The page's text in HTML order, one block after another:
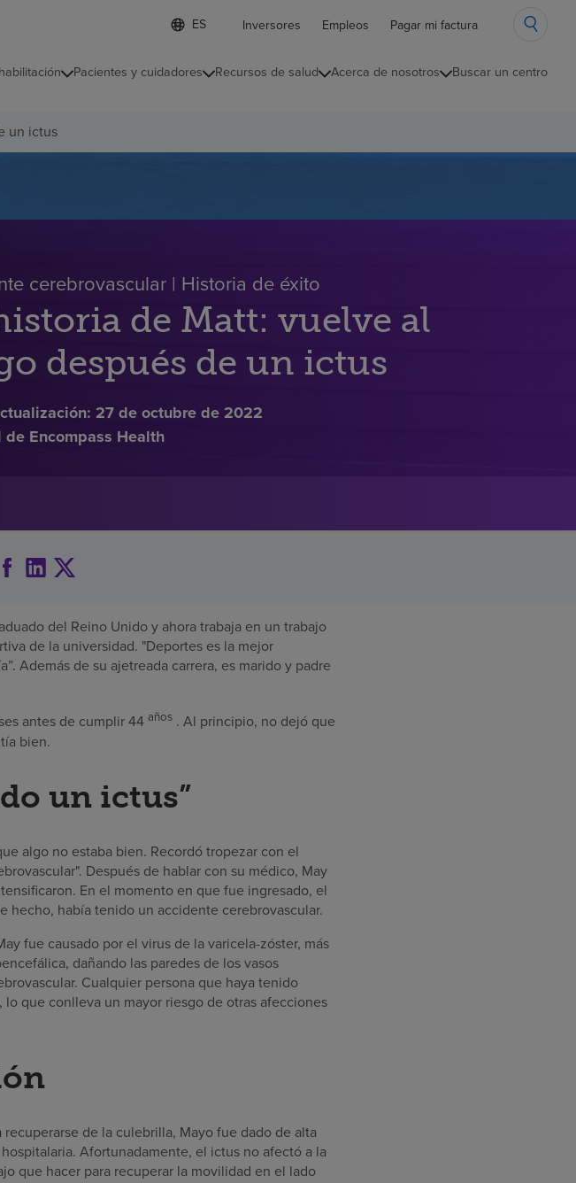
Lista
de
contraída
d
o
l
i
Inversores Empleos Pagar mi factura
Pacientes y cuidadores Recursos de salud Acerca de nosotros Buscar un centro
un ictus
cerebrovascular | Historia de éxito
de Matt: vuelve al
después de un ictus
27 de octubre de 2022
de Encompass Health
del Reino Unido y ahora trabaja en un trabajo
de la universidad. "Deportes es la mejor
Además de su ajetreada carrera, es marido y padre
antes de cumplir 44 años . Al principio, no dejó que
bien.
un ictus”
algo no estaba bien. Recordó tropezar con el
Después de hablar con su médico, May
En el momento en que fue ingresado, el
hecho, había tenido un accidente cerebrovascular.
fue causado por el virus de la varicela-zóster, más
dañando las paredes de los vasos
Cualquier persona que haya tenido
que conlleva un mayor riesgo de otras afecciones
de la culebrilla, Mayo fue dado de alta
Afortunadamente, el ictus no afectó a la
que hacer para recuperar la movilidad en el lado